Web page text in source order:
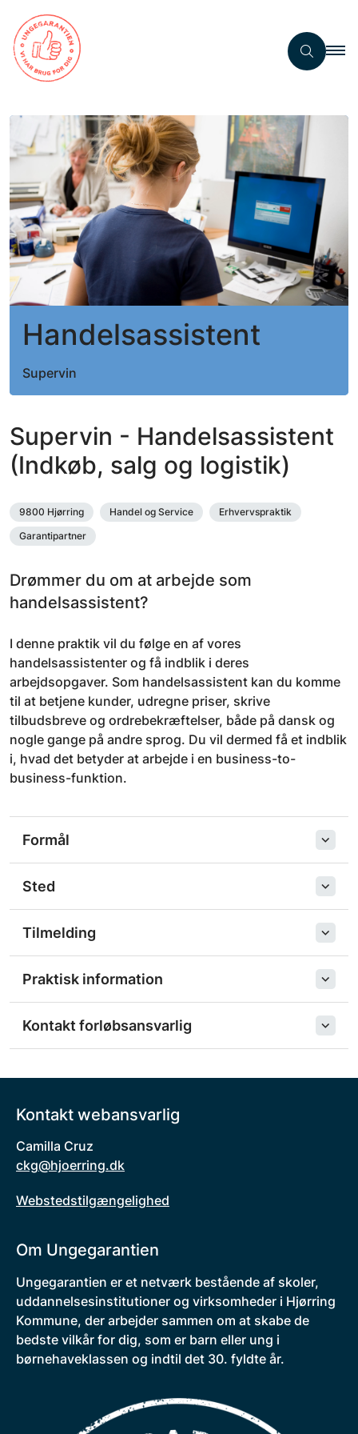
Handelsassistent
Supervin
Supervin - Handelsassistent
(Indkøb, salg og logistik)
9800 Hjørring Handel og Service
Erhvervspraktik
Garantipartner
Drømmer du om at arbejde som
handelsassistent?
I denne praktik vil du følge en af vores
handelsassistenter og få indblik i deres
arbejdsopgaver. Som handelsassistent kan du komme
til at betjene kunder, udregne priser, skrive
tilbudsbreve og ordrebekræftelser, både på dansk og
nogle gange på andre sprog. Du vil dermed få et indblik
i, hvad det betyder at arbejde i en business-to-
business-funktion.
Formål
Sted
Tilmelding
Praktisk information
Kontakt forløbsansvarlig
Kontakt webansvarlig
Camilla Cruz
ckg@hjoerring.dk
Webstedstilgængelighed
Om Ungegarantien
Ungegarantien er et netværk bestående af skoler,
uddannelsesinstitutioner og virksomheder i Hjørring
Kommune, der arbejder sammen om at skabe de
bedste vilkår for dig, som er barn eller ung i
børnehaveklassen og indtil det 30. fyldte år.